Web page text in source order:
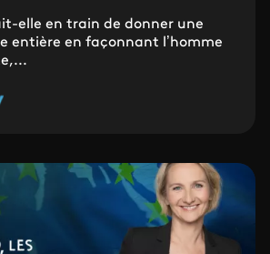
elle en train de donner une
entière en façonnant l’homme